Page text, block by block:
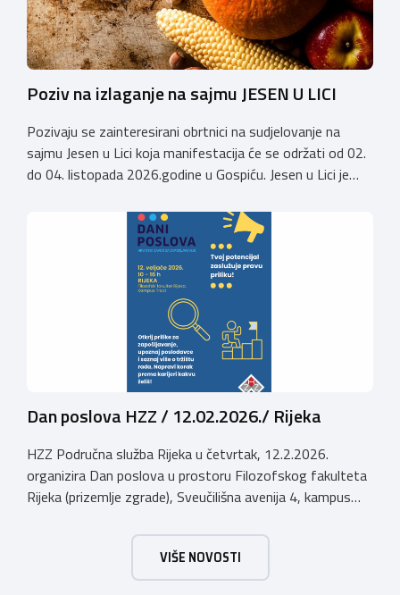
Poziv na izlaganje na sajmu JESEN U LICI
Pozivaju se zainteresirani obrtnici na sudjelovanje na
sajmu Jesen u Lici koja manifestacija će se održati od 02.
do 04. listopada 2026.godine u Gospiću. Jesen u Lici je
u Gospiću i prerasla je u najznačajnjiju gospodarsku,
kulturnu i etno manifestaciju na području Ličko-senjske
županije. Organizator izložbe […]
Dan poslova HZZ / 12.02.2026./ Rijeka
HZZ Područna služba Rijeka u četvrtak, 12.2.2026.
organizira Dan poslova u prostoru Filozofskog fakulteta
Rijeka (prizemlje zgrade), Sveučilišna avenija 4, kampus
sajamsko-edukativno događanje koje za cilj ima: Što Dan
poslova nudi: U okviru Dana poslova, HZZ, Područna
služba Rijeka održati će prezentaciju o mjerama […]
VIŠE NOVOSTI